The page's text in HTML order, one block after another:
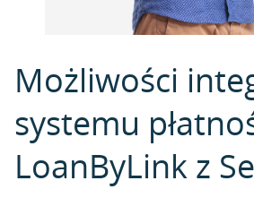
Możliwości
systemu
LoanByLink z